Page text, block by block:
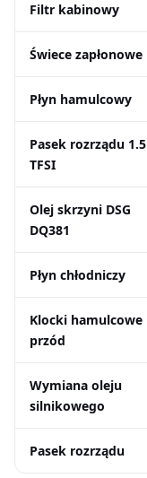
Filtr kabinowy
Świece zapłonowe
Płyn hamulcowy
Pasek rozrządu 1.5
TFSI
Olej skrzyni DSG
DQ381
Płyn chłodniczy
Klocki hamulcowe
przód
Wymiana oleju
silnikowego
Pasek rozrządu